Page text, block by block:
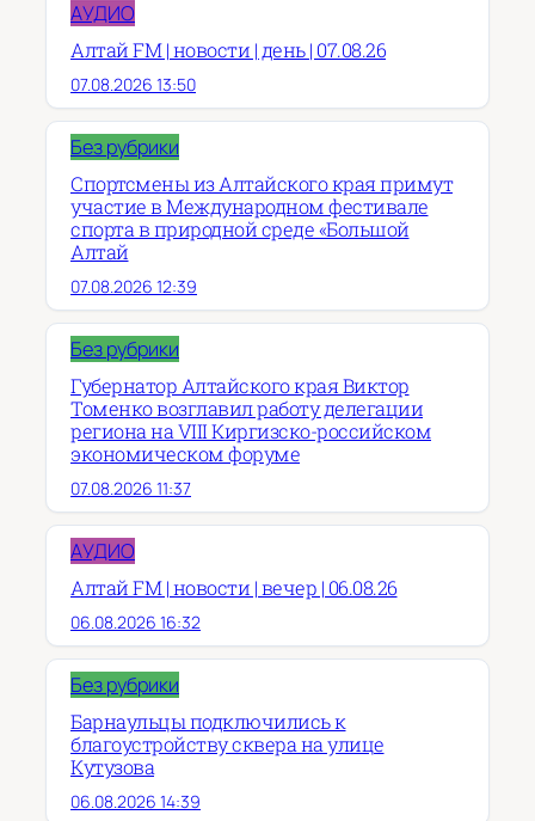
АУДИО
Алтай FM | новости | день | 07.08.26
07.08.2026 13:50
Без рубрики
Спортсмены из Алтайского края примут
участие в Международном фестивале
спорта в природной среде «Большой
Алтай
07.08.2026 12:39
Без рубрики
Губернатор Алтайского края Виктор
Томенко возглавил работу делегации
региона на VIII Киргизско-российском
экономическом форуме
07.08.2026 11:37
АУДИО
Алтай FM | новости | вечер | 06.08.26
06.08.2026 16:32
Без рубрики
Барнаульцы подключились к
благоустройству сквера на улице
Кутузова
06.08.2026 14:39